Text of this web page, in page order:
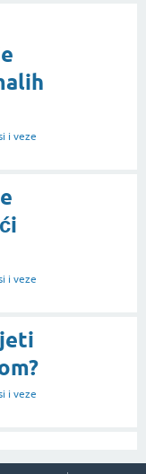
i veze
i veze
i veze